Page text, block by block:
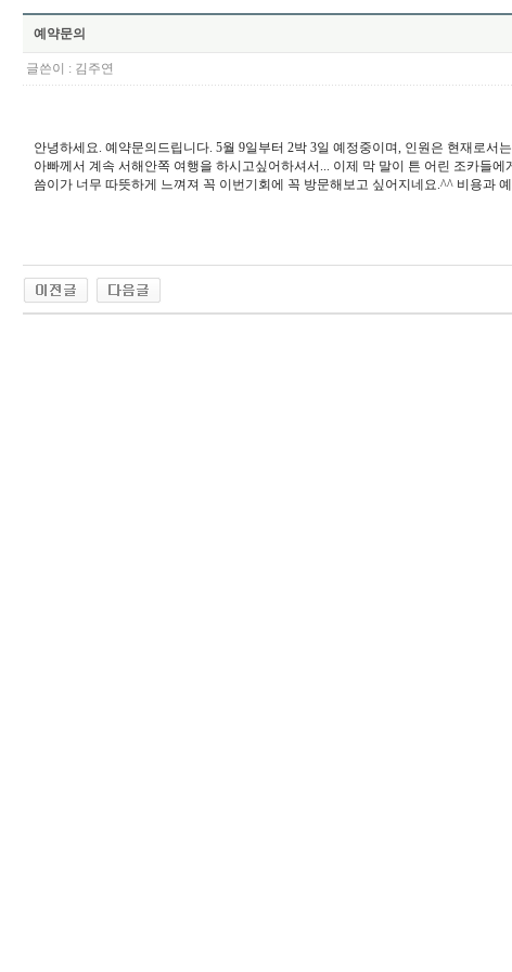
예약문의
글쓴이 : 김주연
안녕하세요. 예약문의드립니다. 5월 9일부터 2박 3일 예정중이며, 인원은 현재로
아빠께서 계속 서해안쪽 여행을 하시고싶어하셔서... 이제 막 말이 튼 어린 조카들
씀이가 너무 따뜻하게 느껴져 꼭 이번기회에 꼭 방문해보고 싶어지네요.^^ 비용과